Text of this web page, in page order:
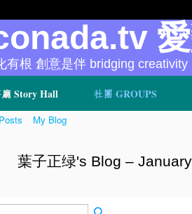
Story Hall 社團 GROUPS
有根 創意是伴 bridging creativity
My Blog
葉子正绿's Blog –